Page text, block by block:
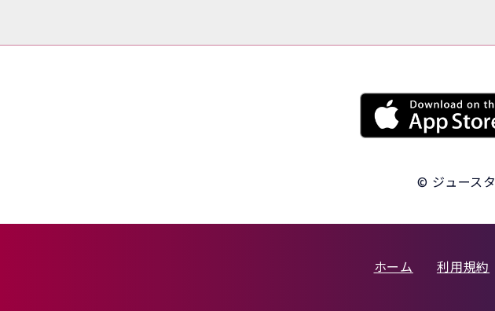
© ジュースタ
ホーム 利用規約